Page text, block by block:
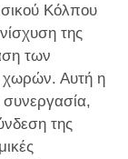
Κόλπου
της
των
χωρών. Αυτή η
της